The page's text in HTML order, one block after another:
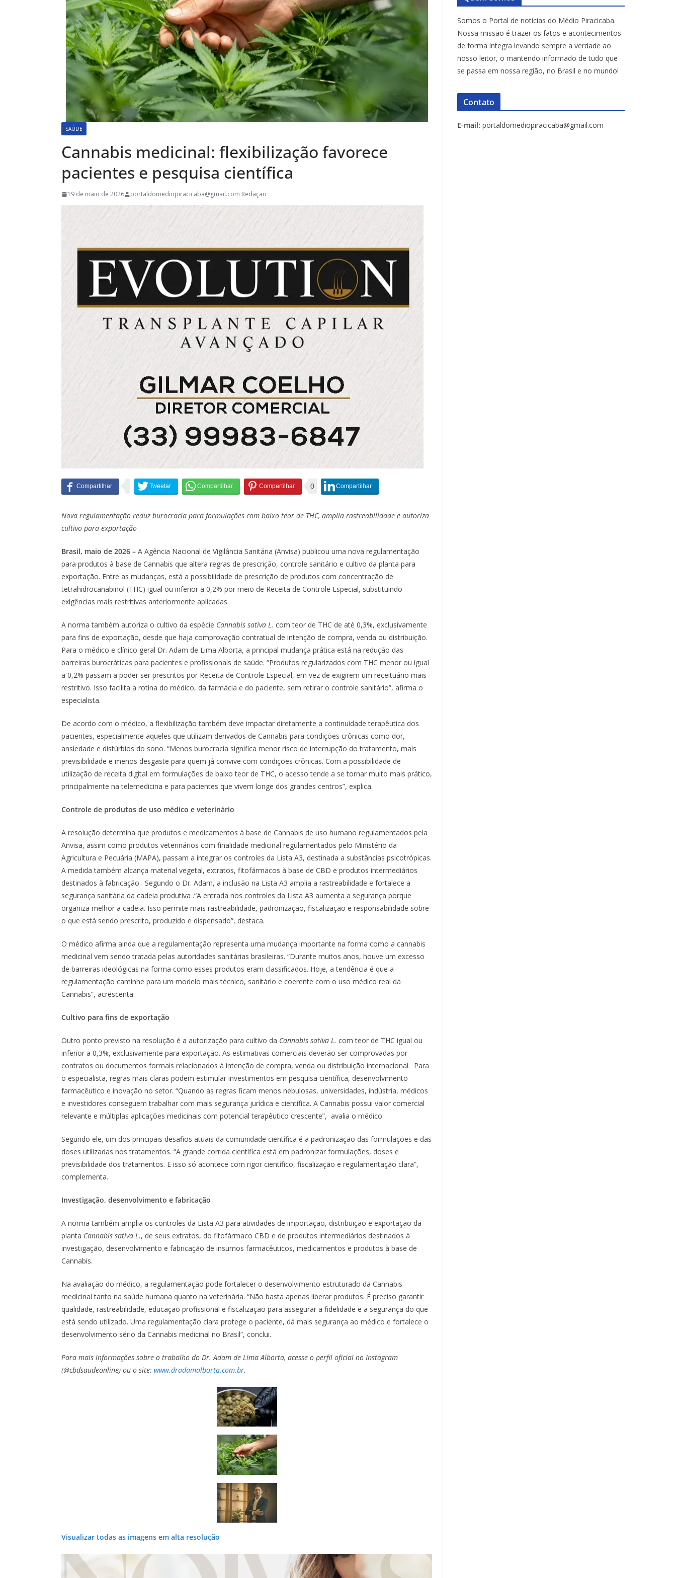
SAÚDE
Cannabis medicinal: flexibilização favorece
pacientes e pesquisa científica
19 de maio de 2026 portaldomediopiracicaba@gmail.com Redação
0
Nova regulamentação reduz burocracia para formulações com baixo teor de THC, amplia rastreabilidade e autoriza
cultivo para exportação
Brasil, maio de 2026 – A Agência Nacional de Vigilância Sanitária (Anvisa) publicou uma nova regulamentação
para produtos à base de Cannabis que altera regras de prescrição, controle sanitário e cultivo da planta para
exportação. Entre as mudanças, está a possibilidade de prescrição de produtos com concentração de
tetrahidrocanabinol (THC) igual ou inferior a 0,2% por meio de Receita de Controle Especial, substituindo
exigências mais restritivas anteriormente aplicadas.
A norma também autoriza o cultivo da espécie Cannabis sativa L. com teor de THC de até 0,3%, exclusivamente
para fins de exportação, desde que haja comprovação contratual de intenção de compra, venda ou distribuição.
Para o médico e clínico geral Dr. Adam de Lima Alborta, a principal mudança prática está na redução das
barreiras burocráticas para pacientes e profissionais de saúde. “Produtos regularizados com THC menor ou igual
a 0,2% passam a poder ser prescritos por Receita de Controle Especial, em vez de exigirem um receituário mais
restritivo. Isso facilita a rotina do médico, da farmácia e do paciente, sem retirar o controle sanitário”, afirma o
especialista.
De acordo com o médico, a flexibilização também deve impactar diretamente a continuidade terapêutica dos
pacientes, especialmente aqueles que utilizam derivados de Cannabis para condições crônicas como dor,
ansiedade e distúrbios do sono. “Menos burocracia significa menor risco de interrupção do tratamento, mais
previsibilidade e menos desgaste para quem já convive com condições crônicas. Com a possibilidade de
utilização de receita digital em formulações de baixo teor de THC, o acesso tende a se tornar muito mais prático,
principalmente na telemedicina e para pacientes que vivem longe dos grandes centros”, explica.
Controle de produtos de uso médico e veterinário
A resolução determina que produtos e medicamentos à base de Cannabis de uso humano regulamentados pela
Anvisa, assim como produtos veterinários com finalidade medicinal regulamentados pelo Ministério da
Agricultura e Pecuária (MAPA), passam a integrar os controles da Lista A3, destinada a substâncias psicotrópicas.
A medida também alcança material vegetal, extratos, fitofármacos à base de CBD e produtos intermediários
destinados à fabricação. Segundo o Dr. Adam, a inclusão na Lista A3 amplia a rastreabilidade e fortalece a
segurança sanitária da cadeia produtiva .“A entrada nos controles da Lista A3 aumenta a segurança porque
organiza melhor a cadeia. Isso permite mais rastreabilidade, padronização, fiscalização e responsabilidade sobre
o que está sendo prescrito, produzido e dispensado”, destaca.
O médico afirma ainda que a regulamentação representa uma mudança importante na forma como a cannabis
medicinal vem sendo tratada pelas autoridades sanitárias brasileiras. “Durante muitos anos, houve um excesso
de barreiras ideológicas na forma como esses produtos eram classificados. Hoje, a tendência é que a
regulamentação caminhe para um modelo mais técnico, sanitário e coerente com o uso médico real da
Cannabis”, acrescenta.
Cultivo para fins de exportação
Outro ponto previsto na resolução é a autorização para cultivo da Cannabis sativa L. com teor de THC igual ou
inferior a 0,3%, exclusivamente para exportação. As estimativas comerciais deverão ser comprovadas por
contratos ou documentos formais relacionados à intenção de compra, venda ou distribuição internacional. Para
o especialista, regras mais claras podem estimular investimentos em pesquisa científica, desenvolvimento
farmacêutico e inovação no setor. “Quando as regras ficam menos nebulosas, universidades, indústria, médicos
e investidores conseguem trabalhar com mais segurança jurídica e científica. A Cannabis possui valor comercial
relevante e múltiplas aplicações medicinais com potencial terapêutico crescente”, avalia o médico.
Segundo ele, um dos principais desafios atuais da comunidade científica é a padronização das formulações e das
doses utilizadas nos tratamentos. “A grande corrida científica está em padronizar formulações, doses e
previsibilidade dos tratamentos. E isso só acontece com rigor científico, fiscalização e regulamentação clara”,
complementa.
Investigação, desenvolvimento e fabricação
A norma também amplia os controles da Lista A3 para atividades de importação, distribuição e exportação da
planta Cannabis sativa L., de seus extratos, do fitofármaco CBD e de produtos intermediários destinados à
investigação, desenvolvimento e fabricação de insumos farmacêuticos, medicamentos e produtos à base de
Cannabis.
Na avaliação do médico, a regulamentação pode fortalecer o desenvolvimento estruturado da Cannabis
medicinal tanto na saúde humana quanto na veterinária. “Não basta apenas liberar produtos. É preciso garantir
qualidade, rastreabilidade, educação profissional e fiscalização para assegurar a fidelidade e a segurança do que
está sendo utilizado. Uma regulamentação clara protege o paciente, dá mais segurança ao médico e fortalece o
desenvolvimento sério da Cannabis medicinal no Brasil”, conclui.
Para mais informações sobre o trabalho do Dr. Adam de Lima Alborta, acesse o perfil oficial no Instagram
(@cbdsaudeonline) ou o site: www.dradamalborta.com.br.
Visualizar todas as imagens em alta resolução
Somos o Portal de notícias do Médio Piracicaba.
Nossa missão é trazer os fatos e acontecimentos
de forma íntegra levando sempre a verdade ao
nosso leitor, o mantendo informado de tudo que
se passa em nossa região, no Brasil e no mundo!
Contato
E-mail: portaldomediopiracicaba@gmail.com